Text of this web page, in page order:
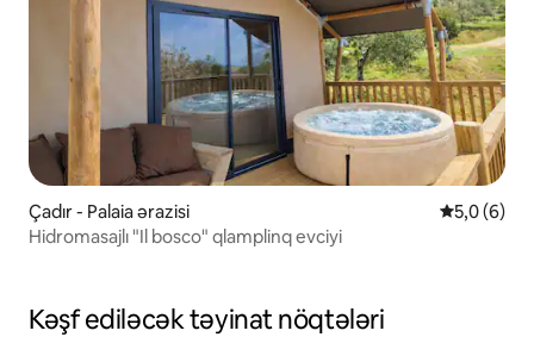
Çadır - Palaia ərazisi Ortalama
5,0 (6)
Hidromasajlı "Il bosco" qlamplinq evciyi
Kəşf ediləcək təyinat nöqtələri